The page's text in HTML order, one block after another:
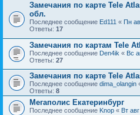
Замечания по карте Tele
обл.
Последнее сообщение Ed111 « Пн
Ответы: 17
Замечания по картам Tele
Последнее сообщение Den4ik « Вс
Ответы: 27
Замечания по карте Tele
Последнее сообщение dima_olangin
Ответы: 8
Мегаполис Екатеринбург
Последнее сообщение Knop « Вт